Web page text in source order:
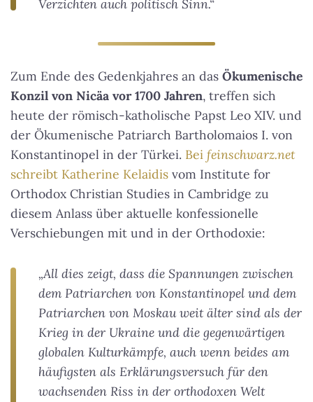
Verzichten auch politisch Sinn.“
Zum Ende des Gedenkjahres an das Ökumenische
Konzil von Nicäa vor 1700 Jahren, treffen sich
heute der römisch-katholische Papst Leo XIV. und
der Ökumenische Patriarch Bartholomaios I. von
Konstantinopel in der Türkei. Bei feinschwarz.net
schreibt Katherine Kelaidis vom Institute for
Orthodox Christian Studies in Cambridge zu
diesem Anlass über aktuelle konfessionelle
Verschiebungen mit und in der Orthodoxie:
„All dies zeigt, dass die Spannungen zwischen
dem Patriarchen von Konstantinopel und dem
Patriarchen von Moskau weit älter sind als der
Krieg in der Ukraine und die gegenwärtigen
globalen Kulturkämpfe, auch wenn beides am
häufigsten als Erklärungsversuch für den
wachsenden Riss in der orthodoxen Welt